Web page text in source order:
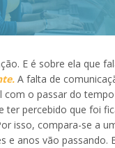
E é sobre ela que
A falta de
com o passar do
ter percebido que foi
isso, compara-se a
e anos vão